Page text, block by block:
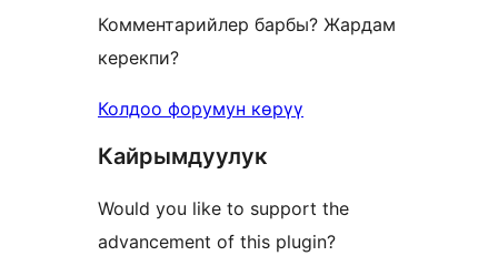
Комментарийлер барбы? Жардам
керекпи?
Колдоо форумун көрүү
Кайрымдуулук
Would you like to support the
advancement of this plugin?